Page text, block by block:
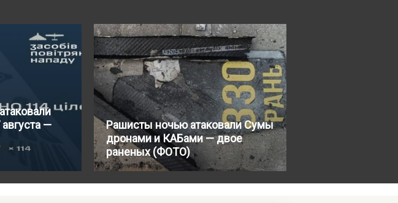
—
Рашисты ночью атаковали Сумы
дронами и КАБами — двое
раненых (ФОТО)